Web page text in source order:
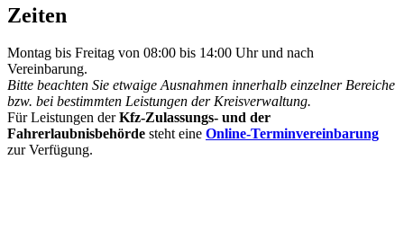
Zeiten
Montag bis Freitag von 08:00 bis 14:00 Uhr und nach
Vereinbarung.
Bitte beachten Sie etwaige Ausnahmen innerhalb einzelner Bereiche
bzw. bei bestimmten Leistungen der Kreisverwaltung.
Für Leistungen derKfz-Zulassungs- und der
Fahrerlaubnisbehörde steht eine Online-Terminvereinbarung
zur Verfügung.